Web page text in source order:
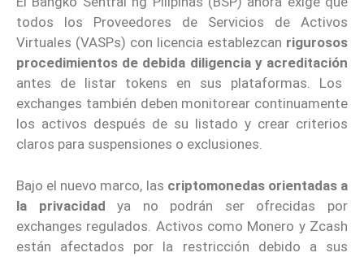
todos los Proveedores de Servicios de Activos
Virtuales (VASPs) con licencia establezcan rigurosos
procedimientos de debida diligencia y acreditación
antes de listar tokens en sus plataformas. Los
exchanges también deben monitorear continuamente
los activos después de su listado y crear criterios
claros para suspensiones o exclusiones.
Bajo el nuevo marco, las criptomonedas orientadas a
la privacidad ya no podrán ser ofrecidas por
exchanges regulados. Activos como Monero y Zcash
están afectados por la restricción debido a sus